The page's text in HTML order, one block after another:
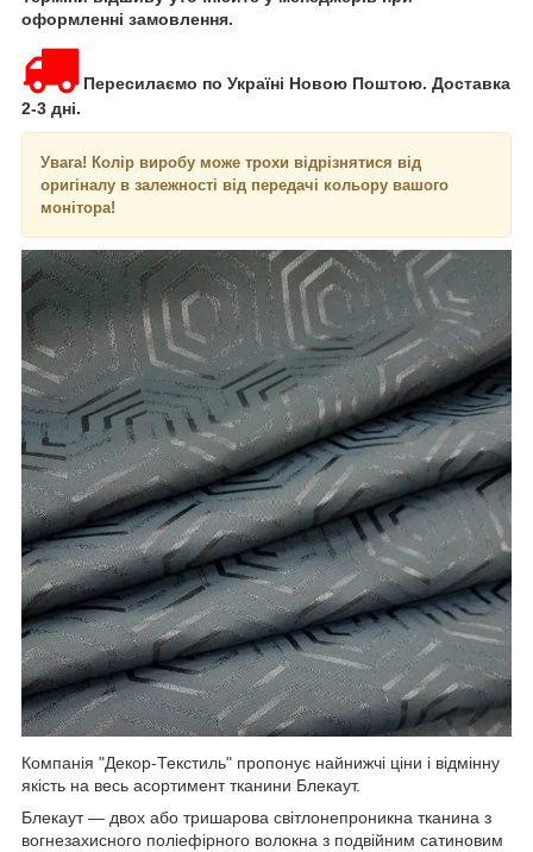
оформленні замовлення.
Пересилаємо по Україні Новою Поштою. Доставка
2-3 дні.
Увага! Колір виробу може трохи відрізнятися від
оригіналу в залежності від передачі кольору вашого
монітора!
Компанія "Декор-Текстиль" пропонує найнижчі ціни і відмінну
якість на весь асортимент тканини Блекаут.
Блекаут — двох або тришарова світлонепроникна тканина з
вогнезахисного поліефірного волокна з подвійним сатиновим